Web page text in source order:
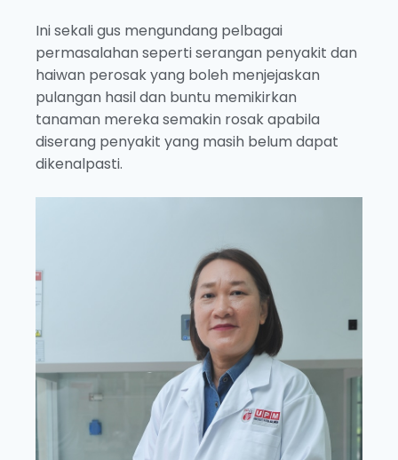
Ini sekali gus mengundang pelbagai
permasalahan seperti serangan penyakit dan
haiwan perosak yang boleh menjejaskan
pulangan hasil dan buntu memikirkan
tanaman mereka semakin rosak apabila
diserang penyakit yang masih belum dapat
dikenalpasti.